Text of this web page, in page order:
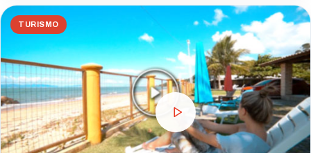
TURISMO